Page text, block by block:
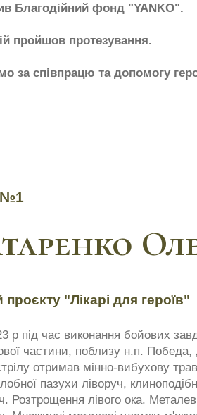
Благодійний фонд "YANKO".
пройшов протезування.
за співпрацю та допомогу
№1
проєкту "Лікарі для героїв"
р під час виконання бойових
частини, поблизу н.п. Победа,
отримав мінно-вибухову
лобної пазухи ліворуч,
Розтрощення лівого ока.